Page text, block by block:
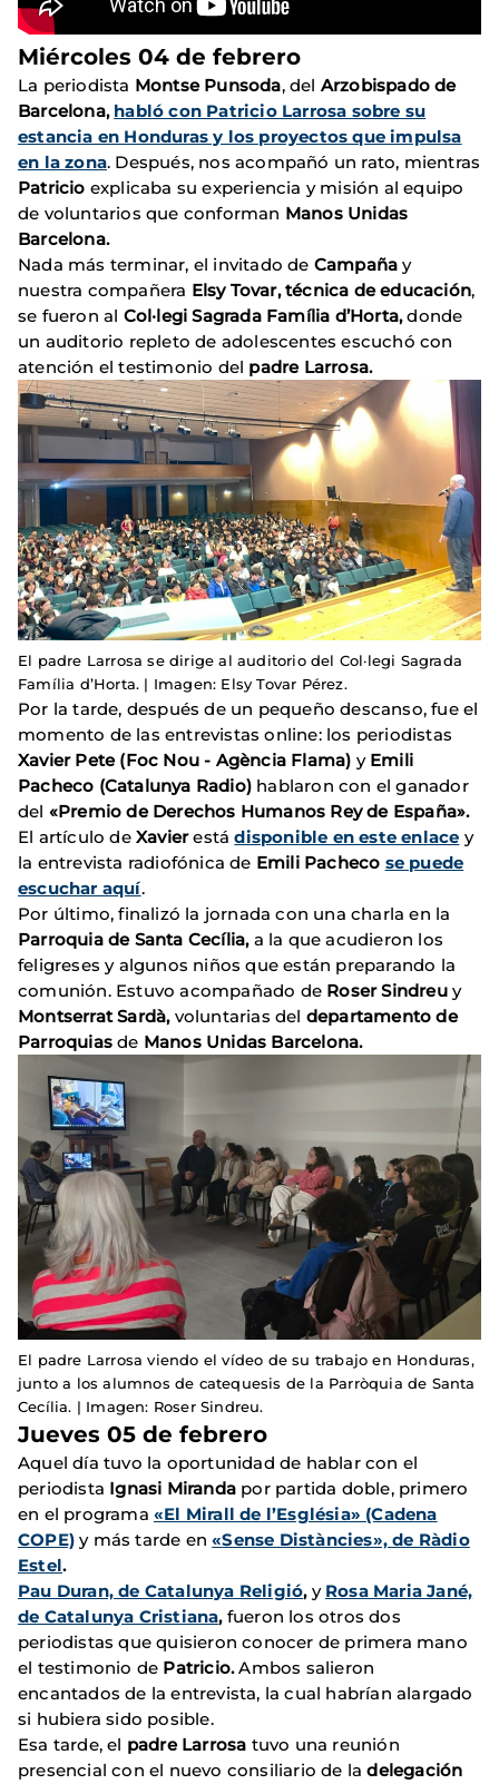
Miércoles 04 de febrero
La periodista Montse Punsoda, del Arzobispado de
Barcelona, habló con Patricio Larrosa sobre su
estancia en Honduras y los proyectos que impulsa
en la zona. Después, nos acompañó un rato, mientras
Patricio explicaba su experiencia y misión al equipo
de voluntarios que conforman Manos Unidas
Barcelona.
Nada más terminar, el invitado de Campañay
nuestra compañera Elsy Tovar, técnica de educación,
se fueron al Col·legi Sagrada Família d’Horta,donde
un auditorio repleto de adolescentes escuchó con
atención el testimonio del padre Larrosa.
El padre Larrosa se dirige al auditorio del Col·legi Sagrada
Família d’Horta. | Imagen: Elsy Tovar Pérez.
Por la tarde, después de un pequeño descanso, fue el
momento de las entrevistas online: los periodistas
Xavier Pete (Foc Nou - Agència Flama) y Emili
Pacheco (Catalunya Radio) hablaron con el ganador
del «Premio de Derechos Humanos Rey de España».
El artículo de Xavierestádisponible en este enlace y
la entrevista radiofónica de Emili Pacheco se puede
escuchar aquí.
Por último, finalizó la jornada con una charla en la
Parroquia de Santa Cecília, a la que acudieron los
feligreses y algunos niños que están preparando la
comunión. Estuvo acompañado de Roser Sindreuy
Montserrat Sardà, voluntarias del departamento de
Parroquias de Manos Unidas Barcelona.
El padre Larrosa viendo el vídeo de su trabajo en Honduras,
junto a los alumnos de catequesis de la Parròquia de Santa
Cecília. | Imagen: Roser Sindreu.
Jueves 05 de febrero
Aquel día tuvo la oportunidad de hablar con el
periodista Ignasi Miranda por partida doble, primero
en el programa «El Mirall de l’Església» (Cadena
COPE) y más tarde en«Sense Distàncies», de Ràdio
Estel.
Pau Duran, de Catalunya Religió, y Rosa Maria Jané,
de Catalunya Cristiana, fueron los otros dos
periodistas que quisieron conocer de primera mano
el testimonio de Patricio.Ambos salieron
encantados de la entrevista, la cual habrían alargado
si hubiera sido posible.
Esa tarde, el padre Larrosa tuvo una reunión
presencial con el nuevo consiliario de ladelegación